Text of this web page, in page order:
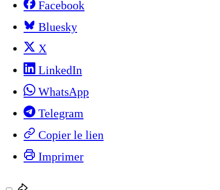
Facebook
Bluesky
X
LinkedIn
WhatsApp
Telegram
Copier le lien
Imprimer